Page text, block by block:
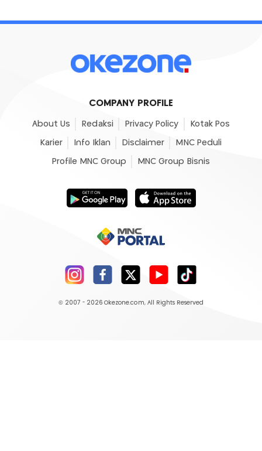
COMPANY PROFILE
About Us Redaksi Privacy Policy Kotak Pos
Karier Info Iklan Disclaimer MNC Peduli
Profile MNC Group MNC Group Bisnis
© 2007 - 2026 Okezone.com, All Rights Reserved